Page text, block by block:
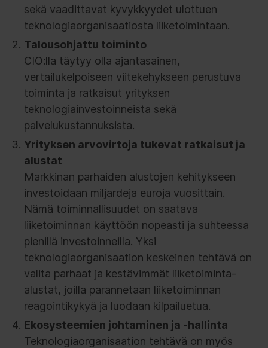
sekä vaadittavat kyvykkyydet ulottuen
teknologiaorganisaatiosta liiketoimintaan.
Talousohjattu toiminto
CIO:lla täytyy olla ajantasainen,
vertailukelpoiseen viitekehykseen perustuva
toiminta ja ratkaisut yrityksen
teknologiainvestoinneista sekä
palvelukustannuksista.
Yrityksen arvovirtoja tukevat ratkaisut ja
alustat
Markkinan parhaiden alustojen kehitykseen
investoidaan miljardeja euroja vuosittain.
Nämä toiminnallisuudet on saatava
liiketoiminnan käyttöön nopeasti ja suhteessa
pienillä investoinneilla. Yksi
teknologiaorganisaation keskeinen tehtävä on
valita parhaat ja kestävimmät liiketoiminta-
alustat, joilla parannetaan liiketoiminnan
reagointikykyä ja luodaan kilpailuetua.
Ekosysteemien johtaminen ja -hallinta
Teknologiaorganisaation tehtävä on myös